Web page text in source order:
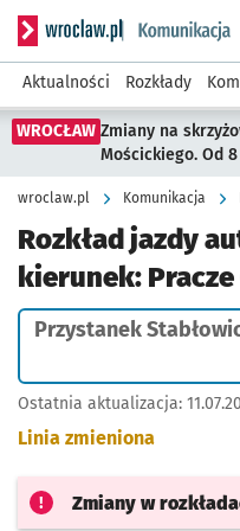
Serwis informacyjny
Aktualności Rozkłady
WROCŁAW Zmiany na
Mościckiego. Od
wroclaw.pl Komunikacja
Rozkład jazdy
kierunek:
Przystanek
Ostatnia aktualizacja:
Linia zmieniona
Zmiany w